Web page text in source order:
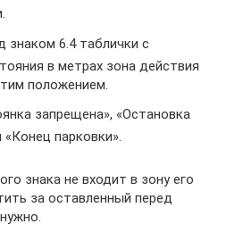
знаком 6.4 таблички с
в метрах зона действия
положением.
запрещена», «Остановка
парковки».
знака не входит в зону его
за оставленный перед